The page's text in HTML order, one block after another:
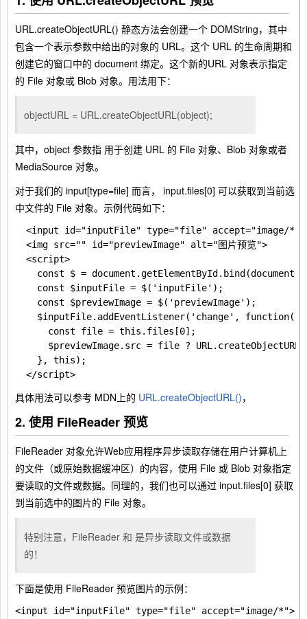
URL.createObjectURL() 静态方法会创建一个 DOMString，其中
包含一个表示参数中给出的对象的 URL。这个 URL 的生命周期和
创建它的窗口中的 document 绑定。这个新的URL 对象表示指定
的 File 对象或 Blob 对象。用法用下：
objectURL = URL.createObjectURL(object);
其中，object 参数指 用于创建 URL 的 File 对象、Blob 对象或者
MediaSource 对象。
对于我们的 input[type=file] 而言， input.files[0] 可以获取到当前选
中文件的 File 对象。示例代码如下：
  <input id="inputFile" type="file" accept="image/*">
  <img src="" id="previewImage" alt="图片预览">
  <script>
    const $ = document.getElementById.bind(document);
    const $inputFile = $('inputFile');
    const $previewImage = $('previewImage');
$inputFile.addEventListener('change', function()
      const file = this.files[0];
$previewImage.src = file ?
    }, this);
具体用法可以参考 MDN上的 URL.createObjectURL()，
2. 使用 FileReader 预览
FileReader 对象允许Web应用程序异步读取存储在用户计算机上
的文件（或原始数据缓冲区）的内容，使用 File 或 Blob 对象指定
要读取的文件或数据。同理的，我们也可以通过 input.files[0] 获取
到当前选中的图片的 File 对象。
特别注意，FileReader 和 是异步读取文件或数据
的！
下面是使用 FileReader 预览图片的示例：
<input id="inputFile" type="file" accept="image/*">